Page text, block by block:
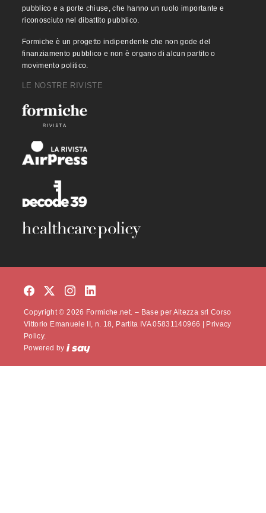
pubblico e a porte chiuse, che hanno un ruolo importante e
riconosciuto nel dibattito pubblico.
Formiche è un progetto indipendente che non gode del
finanziamento pubblico e non è organo di alcun partito o
movimento politico.
LE NOSTRE RIVISTE
Copyright © 2026 Formiche.net. – Base per Altezza srl Corso
Vittorio Emanuele II, n. 18, Partita IVA 05831140966 |
Privacy
Policy.
Powered by